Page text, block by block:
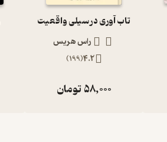
تاب آوری در سیلی واقعیت
راس هریس
4.2
(
199
)
58,000تومان